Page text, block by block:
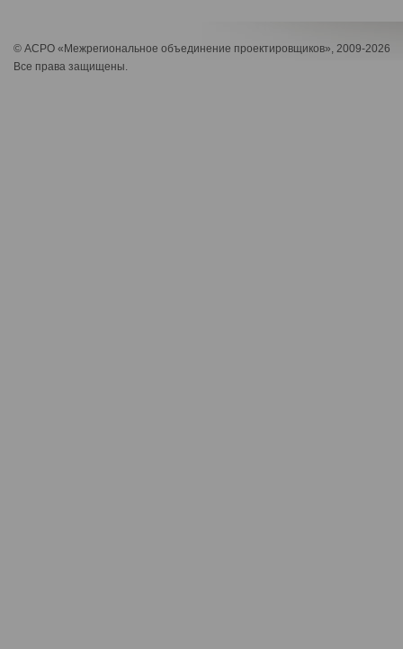
© АСРО «Межрегиональное объединение проектировщиков», 2009-2026
Все права защищены.